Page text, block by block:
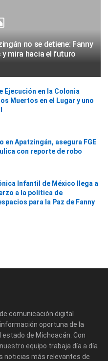
no se detiene: Fanny
mira hacia el futuro
Ejecución en la Colonia
Muertos en el Lugar y uno
en Apatzingán, asegura FGE
con reporte de robo
Infantil de México llega a
a la política de
para la Paz de Fanny
comunicación digital
oportuna de la
de Michoacán. Con
equipo trabaja día a día
noticias más relevantes de